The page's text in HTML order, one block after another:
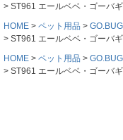
ST961 エールベベ・ゴーバ
HOME
ペット用品
ST961 エールベベ・ゴーバ
HOME
ペット用品
ST961 エールベベ・ゴーバ